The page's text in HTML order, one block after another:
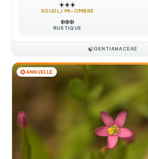
☀️☀️☀️
SOLEIL / MI-OMBRE
❄️❄️❄️
RUSTIQUE
🍃GENTIANACEAE
🌻ANNUELLE